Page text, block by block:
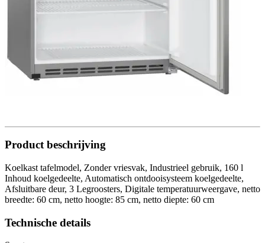
Product beschrijving
Koelkast tafelmodel, Zonder vriesvak, Industrieel gebruik, 160 l
Inhoud koelgedeelte, Automatisch ontdooisysteem koelgedeelte,
Afsluitbare deur, 3 Legroosters, Digitale temperatuurweergave, netto
breedte: 60 cm, netto hoogte: 85 cm, netto diepte: 60 cm
Technische details